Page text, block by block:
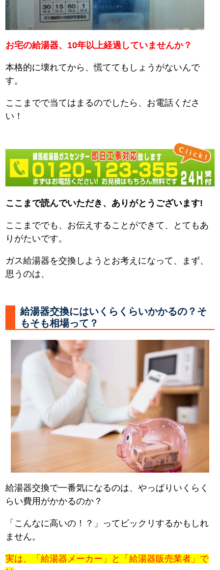
お宅の給湯器、10年以上経過していませんか？
本格的に壊れてから、慌ててもしょうがないんで
す。
ここまでで当てはまるのでしたら、お電話くださ
い！
ここまで読んでいただき、ありがとうございます!
ここまででも、お伝えすることができて、とてもあ
りがたいです。
ガス給湯器を交換しようとお考えになって、まず、
思うのは、
給湯器交換にはいくらくらいかかるの？そ
もそも相場って？
給湯器交換で一番気になるのは、やっぱりいくらく
らい費用がかかるのか？
「こんなに高いの！？」ってビックリするかもしれ
ません。
実は、「給湯器メーカー」と「給湯器販売業者」で